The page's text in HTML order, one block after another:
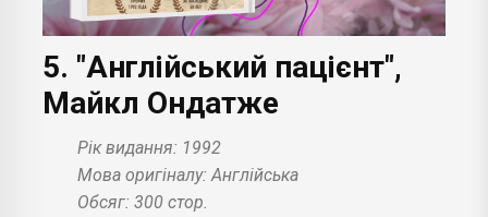
5. "Англійський пацієнт",
Майкл Ондатже
Рік видання: 1992
Мова оригіналу: Англійська
Обсяг: 300 стор.